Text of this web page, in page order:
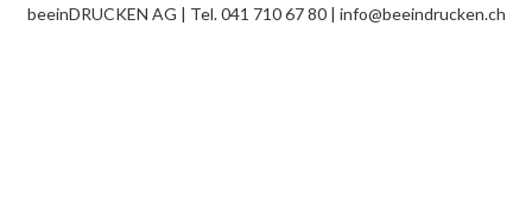
beeinDRUCKEN AG | Tel. 041 710 67 80 | info@beeindrucken.ch